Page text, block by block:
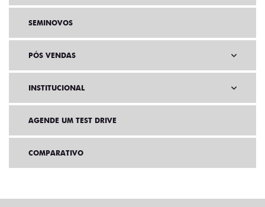
SEMINOVOS
PÓS VENDAS
INSTITUCIONAL
AGENDE UM TEST DRIVE
COMPARATIVO